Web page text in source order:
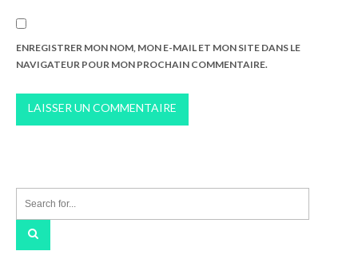
ENREGISTRER MON NOM, MON E-MAIL ET MON SITE DANS LE
NAVIGATEUR POUR MON PROCHAIN COMMENTAIRE.